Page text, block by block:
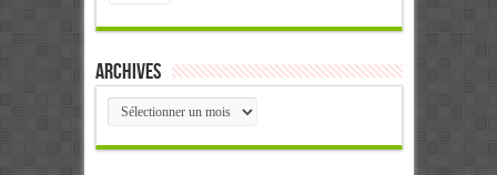
Archives
Archives